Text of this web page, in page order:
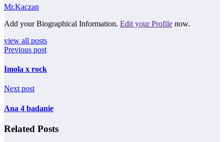
Mr.Kaczan
Add your Biographical Information. Edit your Profile now.
view all posts
Previous post
Imola x rock
Next post
Ana 4 badanie
Related Posts